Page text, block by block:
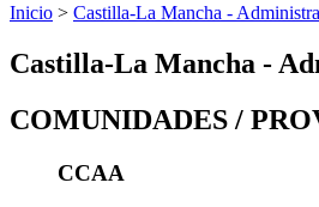
Inicio > Castilla-La Mancha -
Castilla-La Mancha -
COMUNIDADES /
CCAA